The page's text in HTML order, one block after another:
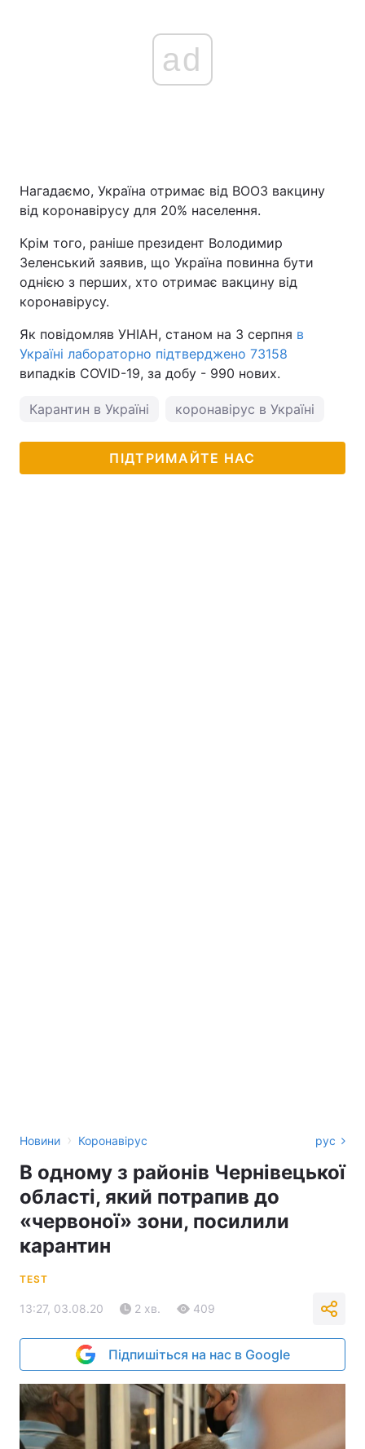
ad
Нагадаємо, Україна отримає від ВООЗ вакцину
від коронавірусу для 20% населення.
Крім того, раніше президент Володимир
Зеленський заявив, що Україна повинна бути
однією з перших, хто отримає вакцину від
коронавірусу.
Як повідомляв УНІАН, станом на 3 серпня в
Україні лабораторно підтверджено 73158
випадків COVID-19, за добу - 990 нових.
Карантин в Україні коронавірус в Україні
ПІДТРИМАЙТЕ НАС
Новини › Коронавірус рус
В одному з районів Чернівецької
області, який потрапив до
«червоної» зони, посилили
карантин
TEST
13:27, 03.08.20 2 хв. 409
Підпишіться на нас в Google